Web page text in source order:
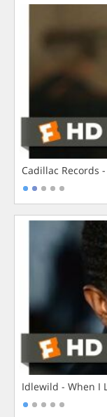
Cadillac Records
Idlewild - When I